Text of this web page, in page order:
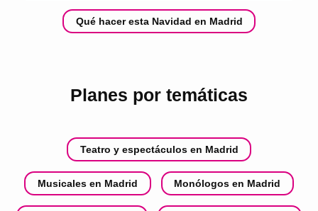
Qué hacer esta Navidad en Madrid
Planes por temáticas
Teatro y espectáculos en Madrid
Musicales en Madrid Monólogos en Madrid